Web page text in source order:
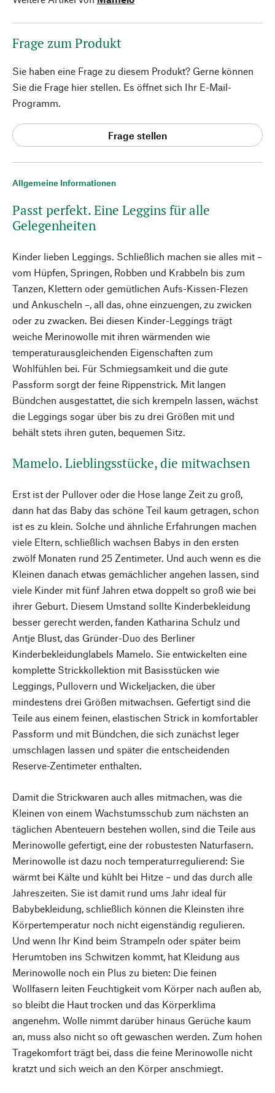
Allgemeine Informationen
Passt perfekt. Eine Leggins für alle
Gelegenheiten
Kinder lieben Leggings. Schließlich machen sie alles mit –
vom Hüpfen, Springen, Robben und Krabbeln bis zum
Tanzen, Klettern oder gemütlichen Aufs-Kissen-Flezen
und Ankuscheln –, all das, ohne einzuengen, zu zwicken
oder zu zwacken. Bei diesen Kinder-Leggings trägt
weiche Merinowolle mit ihren wärmenden wie
temperaturausgleichenden Eigenschaften zum
Wohlfühlen bei. Für Schmiegsamkeit und die gute
Passform sorgt der feine Rippenstrick. Mit langen
Bündchen ausgestattet, die sich krempeln lassen, wächst
die Leggings sogar über bis zu drei Größen mit und
behält stets ihren guten, bequemen Sitz.
Mamelo. Lieblingsstücke, die mitwachsen
Erst ist der Pullover oder die Hose lange Zeit zu groß,
dann hat das Baby das schöne Teil kaum getragen, schon
ist es zu klein. Solche und ähnliche Erfahrungen machen
viele Eltern, schließlich wachsen Babys in den ersten
zwölf Monaten rund 25 Zentimeter. Und auch wenn es die
Kleinen danach etwas gemächlicher angehen lassen, sind
viele Kinder mit fünf Jahren etwa doppelt so groß wie bei
ihrer Geburt. Diesem Umstand sollte Kinderbekleidung
besser gerecht werden, fanden Katharina Schulz und
Antje Blust, das Gründer-Duo des Berliner
Kinderbekleidunglabels Mamelo. Sie entwickelten eine
komplette Strickkollektion mit Basisstücken wie
Leggings, Pullovern und Wickeljacken, die über
mindestens drei Größen mitwachsen. Gefertigt sind die
Teile aus einem feinen, elastischen Strick in komfortabler
Passform und mit Bündchen, die sich zunächst leger
umschlagen lassen und später die entscheidenden
Reserve-Zentimeter enthalten.
Damit die Strickwaren auch alles mitmachen, was die
Kleinen von einem Wachstumsschub zum nächsten an
täglichen Abenteuern bestehen wollen, sind die Teile aus
Merinowolle gefertigt, eine der robustesten Naturfasern.
Merinowolle ist dazu noch temperaturregulierend: Sie
wärmt bei Kälte und kühlt bei Hitze – und das durch alle
Jahreszeiten. Sie ist damit rund ums Jahr ideal für
Babybekleidung, schließlich können die Kleinsten ihre
Körpertemperatur noch nicht eigenständig regulieren.
Und wenn Ihr Kind beim Strampeln oder später beim
Herumtoben ins Schwitzen kommt, hat Kleidung aus
Merinowolle noch ein Plus zu bieten: Die feinen
Wollfasern leiten Feuchtigkeit vom Körper nach außen ab,
so bleibt die Haut trocken und das Körperklima
angenehm. Wolle nimmt darüber hinaus Gerüche kaum
an, muss also nicht so oft gewaschen werden. Zum hohen
Tragekomfort trägt bei, dass die feine Merinowolle nicht
kratzt und sich weich an den Körper anschmiegt.
Frage zum Produkt
Sie haben eine Frage zu diesem Produkt? Gerne können
Sie die Frage hier stellen. Es öffnet sich Ihr E-Mail-
Programm.
Frage stellen